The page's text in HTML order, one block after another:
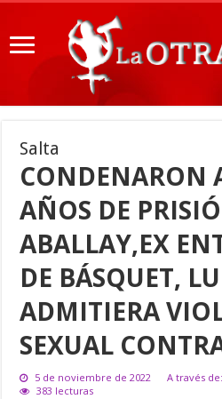
Salta
CONDENARON
AÑOS DE
ABALLAY,EX
DE BÁSQUET,
ADMITIERA
SEXUAL
5 de noviembre de 2022
A través
383 lecturas